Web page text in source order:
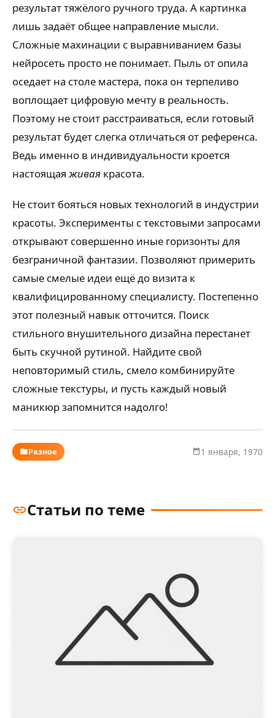
результат тяжёлого ручного труда. А картинка
лишь задаёт общее направление мысли.
Сложные махинации с выравниванием базы
нейросеть просто не понимает. Пыль от опила
оседает на столе мастера, пока он терпеливо
воплощает цифровую мечту в реальность.
Поэтому не стоит расстраиваться, если готовый
результат будет слегка отличаться от референса.
Ведь именно в индивидуальности кроется
настоящаяживая красота.
Не стоит бояться новых технологий в индустрии
красоты. Эксперименты с текстовыми запросами
открывают совершенно иные горизонты для
безграничной фантазии. Позволяют примерить
самые смелые идеи ещё до визита к
квалифицированному специалисту. Постепенно
этот полезный навык отточится. Поиск
стильного внушительного дизайна перестанет
быть скучной рутиной. Найдите свой
неповторимый стиль, смело комбинируйте
сложные текстуры, и пусть каждый новый
маникюр запомнится надолго!
Разное 1 января, 1970
Статьи по теме